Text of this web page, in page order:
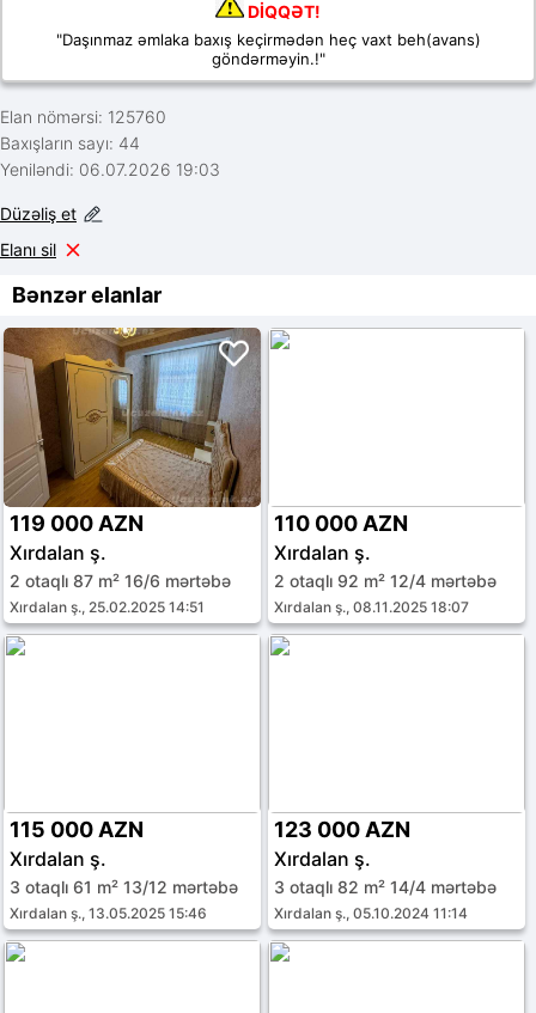
DİQQƏT!
"Daşınmaz əmlaka baxış keçirmədən heç vaxt beh(avans)
göndərməyin.!"
Elan nömərsi: 125760
Baxışların sayı: 44
Yeniləndi: 06.07.2026 19:03
Düzəliş et
Elanı sil
Bənzər elanlar
119 000 AZN
Xırdalan ş.
2 otaqlı 87 m² 16/6 mərtəbə
Xırdalan ş., 25.02.2025 14:51
110 000 AZN
Xırdalan ş.
2 otaqlı 92 m² 12/4 mərtəbə
Xırdalan ş., 08.11.2025 18:07
115 000 AZN
Xırdalan ş.
3 otaqlı 61 m² 13/12 mərtəbə
Xırdalan ş., 13.05.2025 15:46
123 000 AZN
Xırdalan ş.
3 otaqlı 82 m² 14/4 mərtəbə
Xırdalan ş., 05.10.2024 11:14